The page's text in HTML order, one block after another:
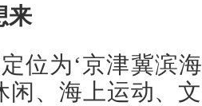
来
位为‘京津冀滨
闲、海上运动、